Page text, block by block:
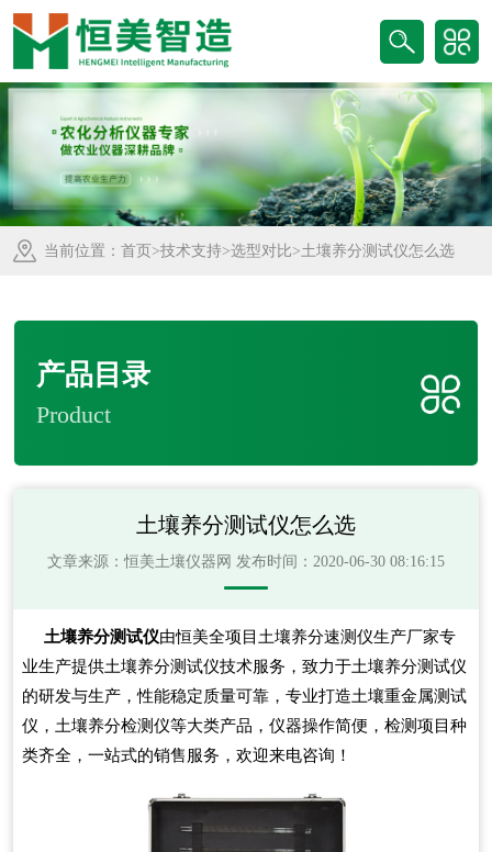
当前位置： 首页 >技术支持>选型对比>土壤养分测试仪怎么选
产品目录
Product
土壤养分测试仪怎么选
文章来源：恒美土壤仪器网 发布时间：2020-06-30 08:16:15
土壤养分测试仪由恒美全项目土壤养分速测仪生产厂家专
业生产提供土壤养分测试仪技术服务，致力于土壤养分测试仪
的研发与生产，性能稳定质量可靠，专业打造土壤重金属测试
仪，土壤养分检测仪等大类产品，仪器操作简便，检测项目种
类齐全，一站式的销售服务，欢迎来电咨询！